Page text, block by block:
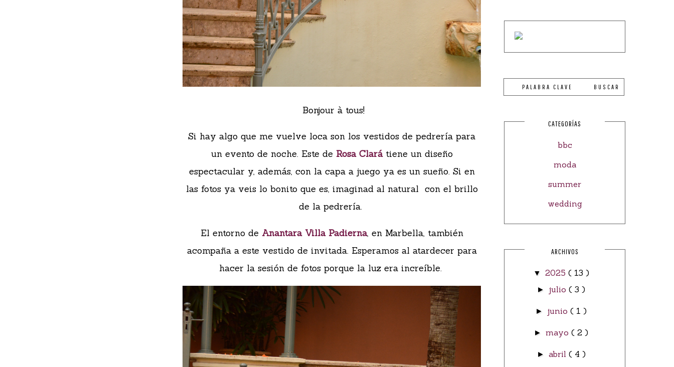
Bonjour à tous!
Si hay algo que me vuelve loca son los vestidos de pedrería para
un evento de noche. Este de Rosa Clará tiene un diseño
espectacular y, además, con la capa a juego ya es un sueño. Si en
las fotos ya veis lo bonito que es, imaginad al natural con el brillo
de la pedrería.
El entorno de Anantara Villa Padierna, en Marbella, también
acompaña a este vestido de invitada. Esperamos al atardecer para
hacer la sesión de fotos porque la luz era increíble.
CATEGORÍAS
bbc
moda
summer
wedding
ARCHIVOS
▼ 2025 ( 13 )
► julio( 3 )
► junio( 1 )
►mayo( 2 )
► abril ( 4 )